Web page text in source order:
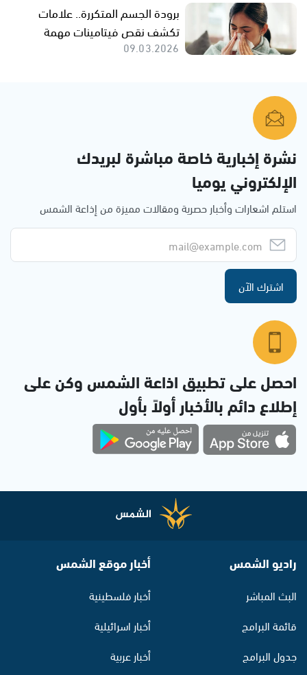
برودة الجسم المتكررة.. علامات
تكشف نقص فيتامينات مهمة
09.03.2026
نشرة إخبارية خاصة مباشرة لبريدك
الإلكتروني يوميا
استلم اشعارات وأخبار حصرية ومقالات مميزة من إذاعة الشمس
اشترك الآن
احصل على تطبيق اذاعة الشمس وكن على
إطلاع دائم بالأخبار أولاً بأول
راديو الشمس
البث المباشر
قائمة البرامج
جدول البرامج
أخبار موقع الشمس
أخبار فلسطينية
أخبار اسرائيلية
أخبار عربية